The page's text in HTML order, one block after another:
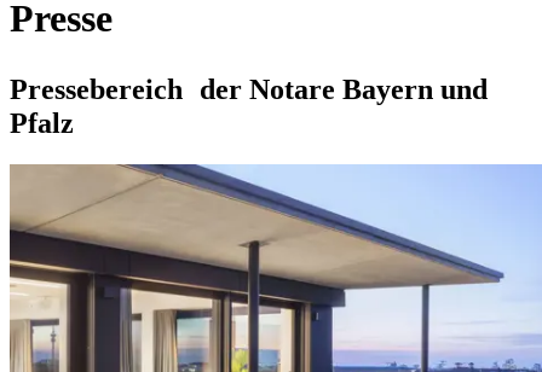
Presse
Pressebereich der Notare Bayern und
Pfalz